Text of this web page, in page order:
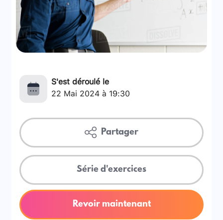
S'est déroulé le
22 Mai 2024 à 19:30
Partager
Série d'exercices
Revoir maintenant